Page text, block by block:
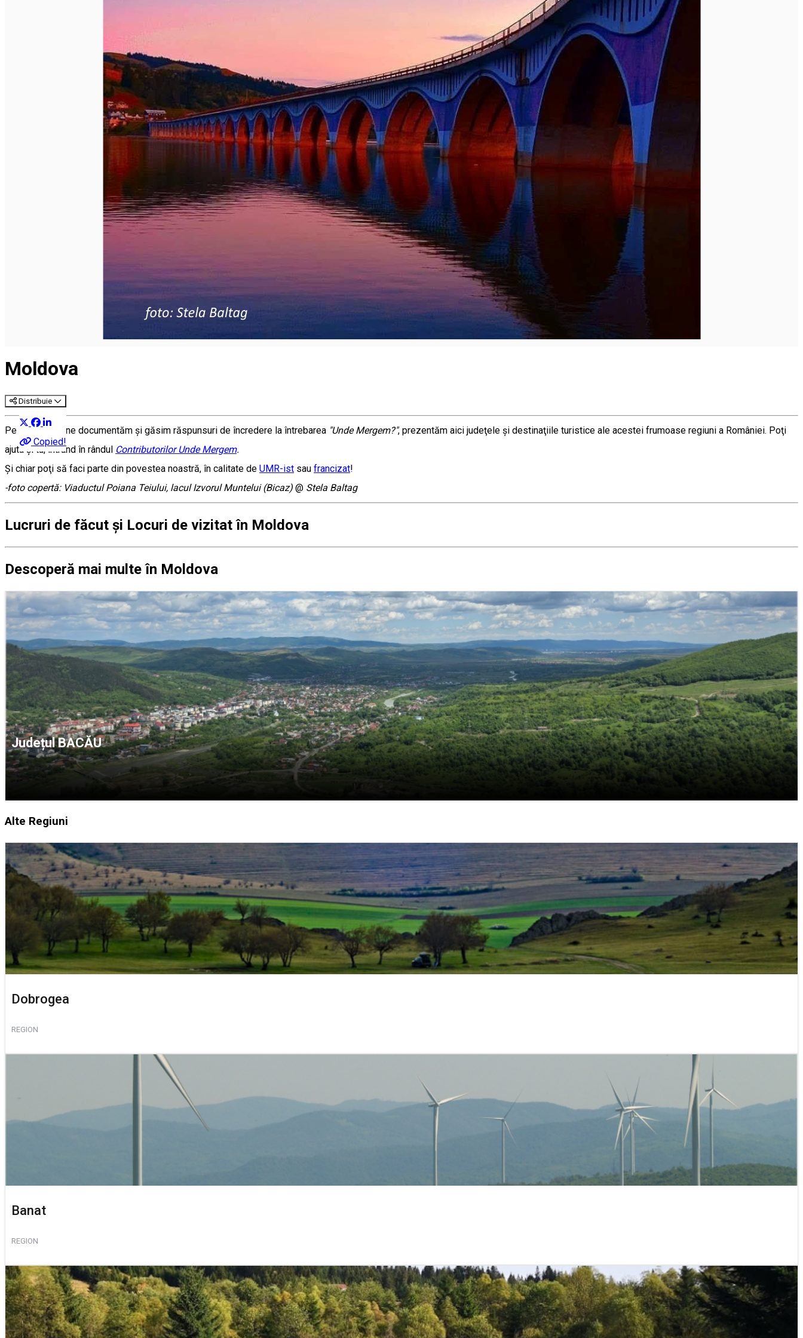
Moldova
Distribuie
Copied!
Pe măsură ce ne documentăm şi găsim răspunsuri de încredere la întrebarea "Unde Mergem?", prezentăm aici judeţele şi destinaţiile turistice ale acestei frumoase regiuni a României. Poţi
ajuta şi tu, intrând în rândul Contributorilor Unde Mergem.
Şi chiar poţi să faci parte din povestea noastră, în calitate de UMR-ist sau francizat!
-foto copertă: Viaductul Poiana Teiului, lacul Izvorul Muntelui (Bicaz) @ Stela Baltag
Lucruri de făcut și Locuri de vizitat în Moldova
Descoperă mai multe în Moldova
Județul BACĂU
Alte Regiuni
Dobrogea
REGION
Banat
REGION